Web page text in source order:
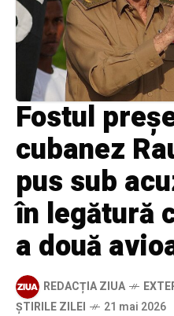
Fostul
cubanez
pus sub
în legătură
a două
REDACȚIA ZIUA
ȘTIRILE ZILEI
21 mai 2026